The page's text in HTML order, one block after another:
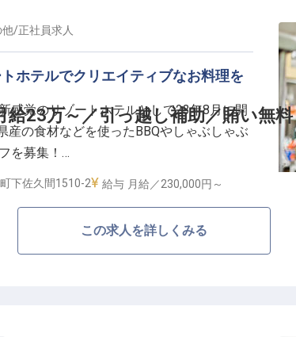
23万～／引っ越し補助／賄い無料
他/正社員求人
ホテルでクリエイティブなお料理を
感覚のリゾートホテルとして23年8月に開
産の食材などを使ったBBQやしゃぶしゃぶ
を募集！
せんか？
下佐久間1510-2 給与 月給／230,000円～
この求人を詳しくみる